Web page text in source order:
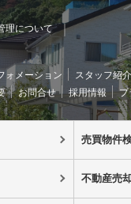
理について
ォメーション スタッフ紹
お問合せ 採用情報 プ
売買物件
不動産売